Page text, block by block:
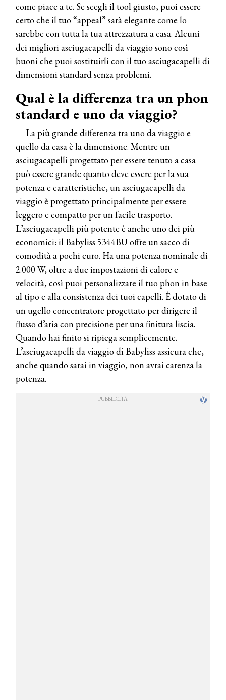
come piace a te. Se scegli il tool giusto, puoi essere
certo che il tuo “appeal” sarà elegante come lo
sarebbe con tutta la tua attrezzatura a casa. Alcuni
dei migliori asciugacapelli da viaggio sono così
buoni che puoi sostituirli con il tuo asciugacapelli di
dimensioni standard senza problemi.
Qual è la differenza tra un phon
standard e uno da viaggio?
La più grande differenza tra uno da viaggio e
quello da casa è la dimensione. Mentre un
asciugacapelli progettato per essere tenuto a casa
può essere grande quanto deve essere per la sua
potenza e caratteristiche, un asciugacapelli da
viaggio è progettato principalmente per essere
leggero e compatto per un facile trasporto.
L’asciugacapelli più potente è anche uno dei più
economici: il Babyliss 5344BU offre un sacco di
comodità a pochi euro. Ha una potenza nominale di
2.000 W, oltre a due impostazioni di calore e
velocità, così puoi personalizzare il tuo phon in base
al tipo e alla consistenza dei tuoi capelli. È dotato di
un ugello concentratore progettato per dirigere il
flusso d’aria con precisione per una finitura liscia.
Quando hai finito si ripiega semplicemente.
L’asciugacapelli da viaggio di Babyliss assicura che,
anche quando sarai in viaggio, non avrai carenza la
potenza.